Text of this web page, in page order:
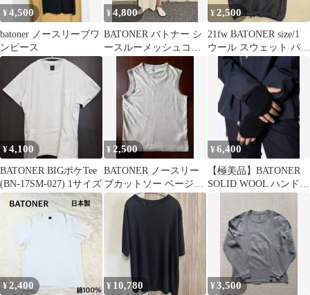
¥4,500
batoner ノースリーブワ
ンピース
¥4,800
BATONER バトナー シ
ースルーメッシュコッ
トンワンピース
¥2,500
21fw BATONER size/1
ウール スウェット パー
カー
¥4,100
BATONER BIGポケTee
(BN-17SM-027) 1サイズ
¥ 2,500
BATONER ノースリー
ブカットソー ベージュ
サイズ1
¥6,400
【極美品】BATONER
SOLID WOOL ハンドウ
¥2,400 ¥ 10,780 ¥3,500